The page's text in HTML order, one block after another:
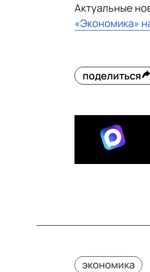
Актуальные
«Экономика»
поделиться
экономика